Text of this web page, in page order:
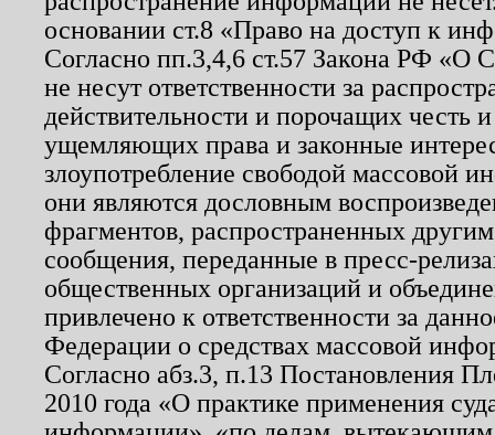
основании ст.8 «Право на доступ к
Согласно пп.3,4,6 ст.57 Закона РФ «О
не несут ответственности за
действительности и порочащих честь
ущемляющих права и законные
злоупотребление свободой массовой
они являются дословным
фрагментов, распространенных
сообщения, переданные в пресс-
общественных организаций и
привлечено к ответственности за
Федерации о средствах массовой
Согласно абз.3, п.13 Постановления
2010 года «О практике применения